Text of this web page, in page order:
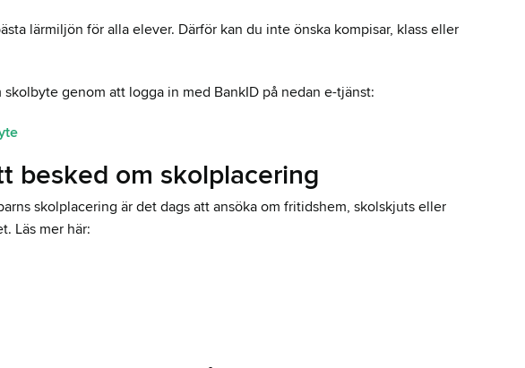
lärmiljön för alla elever. Därför kan du inte önska kompisar, klass eller
genom att logga in med BankID på nedan e-tjänst:
besked om skolplacering
skolplacering är det dags att ansöka om fritidshem, skolskjuts eller
Läs mer här: